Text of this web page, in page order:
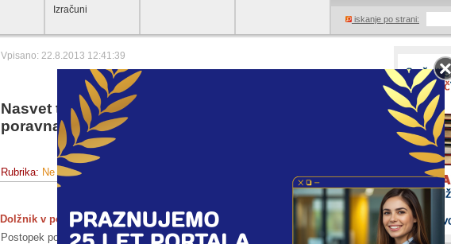
Izračuni
iskanje po strani:
Vpisano: 22.8.2013 12:41:39
Nasvet tedna: Postopek poenostavljene prisilne
poravnave
Rubrika: Ne spreglejte
Dolžnik v postopku poenostavljene prisilne poravnave
Postopek poenostavljene prisilne poravnave je dovoljeno voditi: